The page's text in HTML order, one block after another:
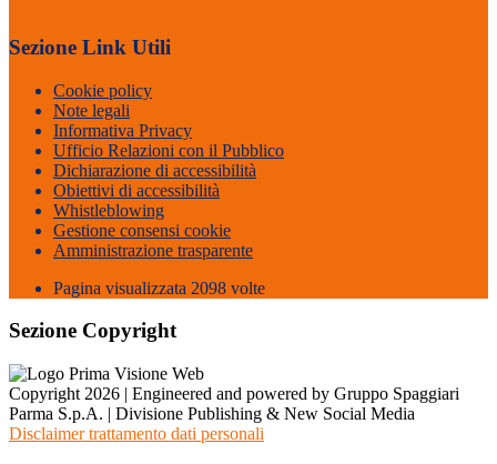
Sezione Link Utili
Cookie policy
Note legali
Informativa Privacy
Ufficio Relazioni con il Pubblico
Dichiarazione di accessibilità
Obiettivi di accessibilità
Whistleblowing
Gestione consensi cookie
Amministrazione trasparente
Pagina visualizzata 2098 volte
Sezione Copyright
Copyright 2026 | Engineered and powered by Gruppo Spaggiari
Parma S.p.A. | Divisione Publishing & New Social Media
Disclaimer trattamento dati personali